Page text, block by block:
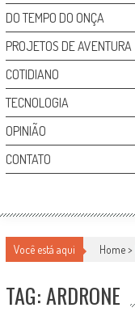
DO TEMPO DO ONÇA
PROJETOS DE AVENTURA
COTIDIANO
TECNOLOGIA
OPINIÃO
CONTATO
Você está aqui Home >
TAG: ARDRONE